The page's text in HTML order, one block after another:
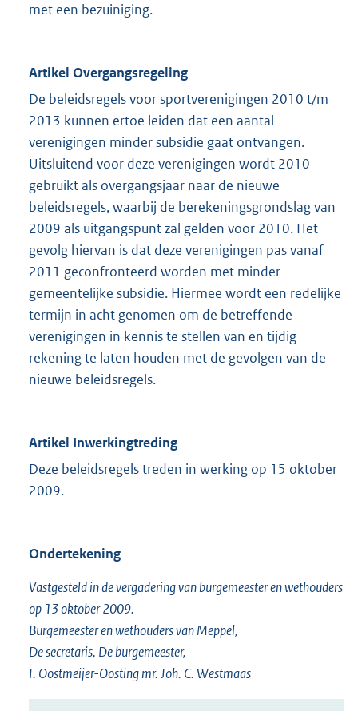
met een bezuiniging.
Artikel Overgangsregeling
De beleidsregels voor sportverenigingen 2010 t/m
2013 kunnen ertoe leiden dat een aantal
verenigingen minder subsidie gaat ontvangen.
Uitsluitend voor deze verenigingen wordt 2010
gebruikt als overgangsjaar naar de nieuwe
beleidsregels, waarbij de berekeningsgrondslag van
2009 als uitgangspunt zal gelden voor 2010. Het
gevolg hiervan is dat deze verenigingen pas vanaf
2011 geconfronteerd worden met minder
gemeentelijke subsidie. Hiermee wordt een redelijke
termijn in acht genomen om de betreffende
verenigingen in kennis te stellen van en tijdig
rekening te laten houden met de gevolgen van de
nieuwe beleidsregels.
Artikel Inwerkingtreding
Deze beleidsregels treden in werking op 15 oktober
2009.
Ondertekening
Vastgesteld in de vergadering van burgemeester en wethouders
op 13 oktober 2009.
Burgemeester en wethouders van Meppel,
De secretaris, De burgemeester,
I. Oostmeijer-Oosting mr. Joh. C. Westmaas